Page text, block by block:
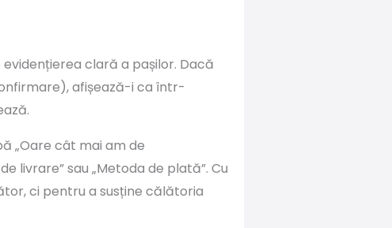
clară a pașilor. Dacă
afișează-i ca într-
„Oare cât mai am de
livrare” sau „Metoda de plată”. Cu
ci pentru a susține călătoria